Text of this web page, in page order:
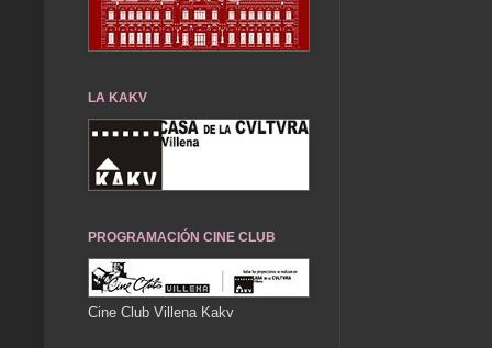
LA KAKV
PROGRAMACIÓN CINE CLUB
Cine Club Villena Kakv